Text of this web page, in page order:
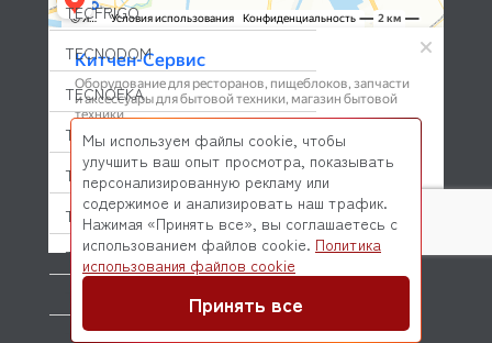
TECFRIGO
TECNODOM
TECNOEKA
TECNOINOX
TEFCOLD
THERMOPLAN
TOLON
TRUE
© 2026 Kitchen-Service.com Интернет-магазин запчастей
и оборудования профессиональной кухни
Мы используем файлы cookie, чтобы
улучшить ваш опыт просмотра, показывать
персонализированную рекламу или
содержимое и анализировать наш трафик.
Нажимая «Принять все», вы соглашаетесь с
использованием файлов cookie. Политика
использования файлов cookie
Принять все